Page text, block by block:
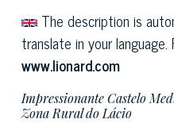
The description is
translate in your
www.lionard.com
Impressionante Castelo
Zona Rural do Lácio